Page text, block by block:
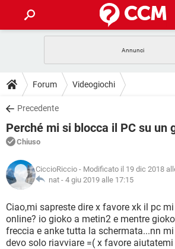
INTRATTENIMENTO
iOS
INSTAGRAM WHATSAPP
TIKTOK
HARDWARE
GUIDE
COVID-19
iOS
INSTAGRAM
TIKTOK
DOWNLOAD
COVID-19 GAMING
INTRATTENIMENTO
iOS
INSTAGRAM
TIKTOK
HARDWARE
FORUM
COVID-19
INTRATTENIMENTO
INSTAGRAM
TIKTOK
GLOSSARIO
COVID-19
INTRATTENIMENTO ANDROID
iOS
Forum Videogiochi
Precedente
Perché mi si blocca il PC su un
Chiuso
CiccioRiccio - Modificato il 19 dic 2018
nat - 4 giu 2019 alle 17:15
Ciao,mi sapreste dire x favore xk il pc
online? io gioko a metin2 e mentre
freccia e anke tutta la schermata...nn
devo solo riavviare =( x favore